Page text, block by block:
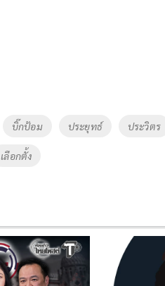
บิ๊กป้อม ประยุทธ์ ประวิตร
เลือกตั้ง